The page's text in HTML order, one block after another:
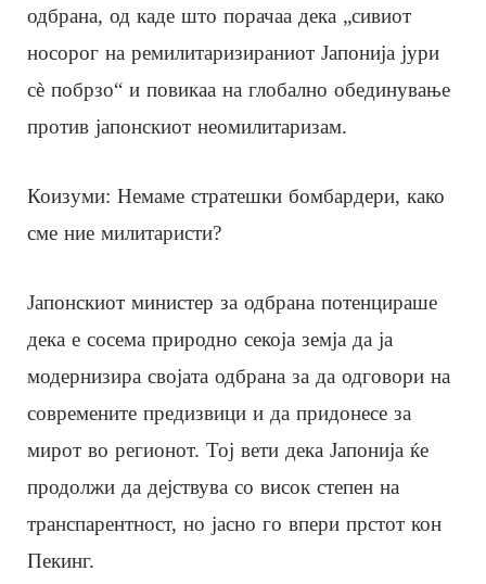
одбрана, од каде што порачаа дека „сивиот
носорог на ремилитаризираниот Јапонија јури
сè побрзо“ и повикаа на глобално обединување
против јапонскиот неомилитаризам.
Коизуми: Немаме стратешки бомбардери, како
сме ние милитаристи?
Јапонскиот министер за одбрана потенцираше
дека е сосема природно секоја земја да ја
модернизира својата одбрана за да одговори на
современите предизвици и да придонесе за
мирот во регионот. Тој вети дека Јапонија ќе
продолжи да дејствува со висок степен на
транспарентност, но јасно го впери прстот кон
Пекинг.